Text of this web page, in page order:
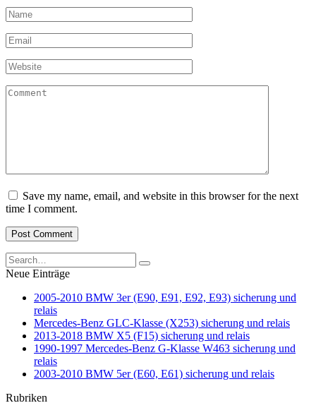
Name
*
Email
*
Website
Comment
Save my name, email, and website in this browser for the next
time I comment.
Search
for:
Neue Einträge
2005-2010 BMW 3er (E90, E91, E92, E93) sicherung und
relais
Mercedes-Benz GLC-Klasse (X253) sicherung und relais
2013-2018 BMW X5 (F15) sicherung und relais
1990-1997 Mercedes-Benz G-Klasse W463 sicherung und
relais
2003-2010 BMW 5er (E60, E61) sicherung und relais
Rubriken